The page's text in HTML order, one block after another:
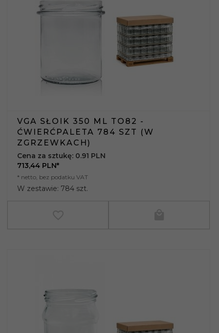
VGA SŁOIK 350 ML TO82 -
ĆWIERĆPALETA 784 SZT (W
ZGRZEWKACH)
713,44 PLN*
* netto, bez podatku VAT
W zestawie: 784 szt.
Cena za sztukę: 0.91 PLN